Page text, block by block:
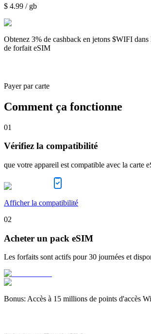
$ 4.99 / gb
Obtenez 3% de cashback en jetons $WIFI
de forfait eSIM
Payer par carte
Comment ça fonctionne
01
Vérifiez la compatibilité
que votre appareil est compatible avec la carte
Afficher la compatibilité
02
Acheter un pack eSIM
Les forfaits sont actifs pour 30 journées et
Bonus: Accès à 15 millions de points d'accès